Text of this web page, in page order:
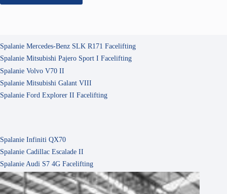
Spalanie Mercedes-Benz SLK R171 Facelifting
Spalanie Mitsubishi Pajero Sport I Facelifting
Spalanie Volvo V70 II
Spalanie Mitsubishi Galant VIII
Spalanie Ford Explorer II Facelifting
Spalanie Infiniti QX70
Spalanie Cadillac Escalade II
Spalanie Audi S7 4G Facelifting